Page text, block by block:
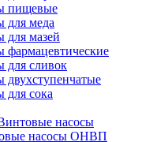
пищевые
для меда
для мазей
фармацевтические
для сливок
двухступенчатые
для сока
насосы
насосы ОНВП